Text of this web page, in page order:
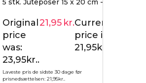
Original
price
was:
23,95kr..
21,95 kr.Current
price is:
21,95kr..
Laveste pris de sidste 30 dage før
prisnedsættelsen: 21,95kr..